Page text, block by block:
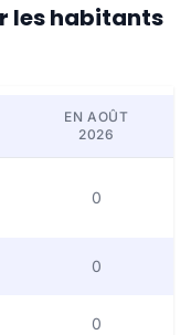
les habitants
EN AOÛT
2026
0
0
0